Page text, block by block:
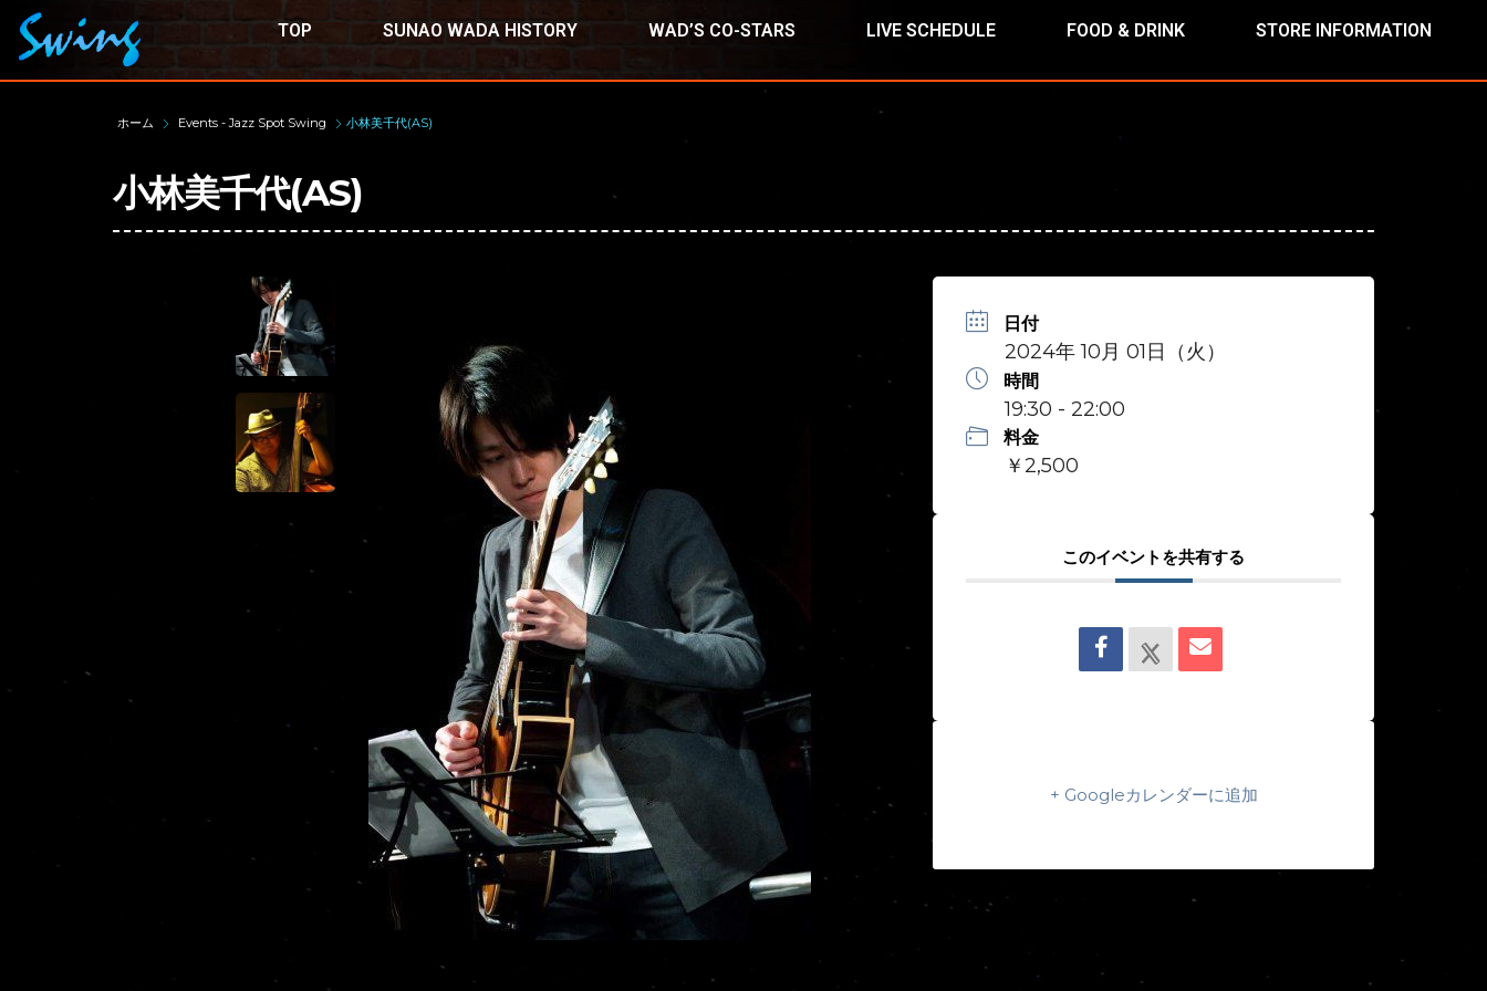
TOP SUNAO WADA HISTORY WAD’S CO-STARS LIVE SCHEDULE FOOD & DRINK STORE INFORMATION
ホーム Events - Jazz Spot Swing 小林美千代(AS)
小林美千代(AS)
日付
2024年 10月 01日（火）
時間
19:30 - 22:00
料金
￥2,500
このイベントを共有する
+ Googleカレンダーに追加